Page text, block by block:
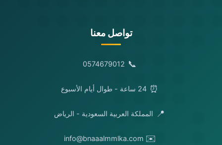
تواصل معنا
📞
0574679012
⏰ 24 ساعة - طوال أيام الأسبوع
📍 المملكة العربية السعودية - الرياض
✉️
info@bnaaalmmlka.com